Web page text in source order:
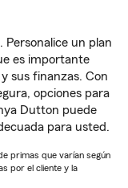
un plan
es importante
sus finanzas. Con
opciones para
Dutton puede
para usted.
primas que varían según
por el cliente y la